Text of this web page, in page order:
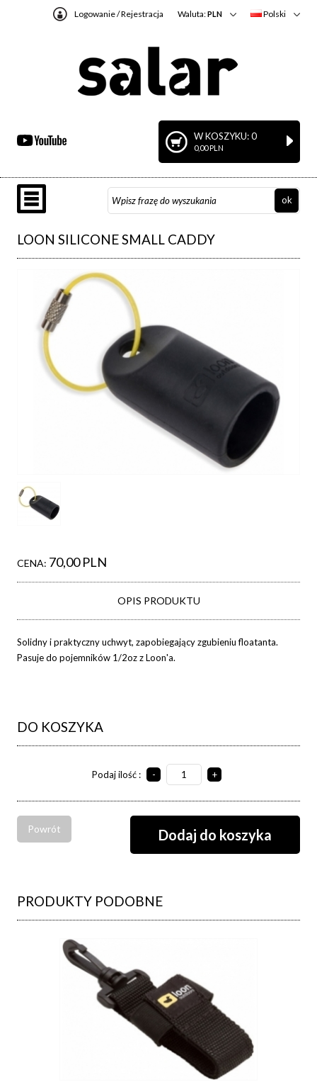
Logowanie/Rejestracja Waluta:PLN Polski
W KOSZYKU: 0
0,00 PLN
LOON SILICONE SMALL CADDY
CENA: 70,00 PLN
OPIS PRODUKTU
Solidny i praktyczny uchwyt, zapobiegający zgubieniu floatanta.
Pasuje do pojemników 1/2oz z Loon'a.
DO KOSZYKA
Podaj ilość : - +
Powrót
PRODUKTY PODOBNE